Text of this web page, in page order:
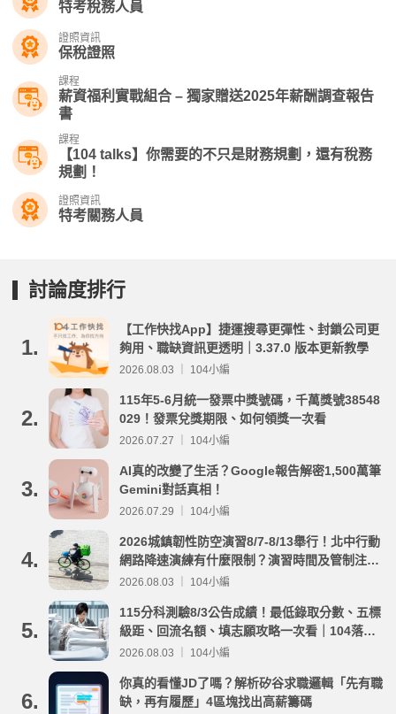
特考稅務人員
證照資訊
保稅證照
課程
薪資福利實戰組合 – 獨家贈送2025年薪酬調查報告
書
課程
【104 talks】你需要的不只是財務規劃，還有稅務
規劃！
證照資訊
特考關務人員
討論度排行
1.
【工作快找App】捷運搜尋更彈性、封鎖公司更
夠用、職缺資訊更透明｜3.37.0 版本更新教學
2026.08.03 ｜ 104小編
2.
115年5-6月統一發票中獎號碼，千萬獎號38548
029！發票兌獎期限、如何領獎一次看
2026.07.27 ｜ 104小編
3.
AI真的改變了生活？Google報告解密1,500萬筆
Gemini對話真相！
2026.07.29 ｜ 104小編
4.
2026城鎮韌性防空演習8/7-8/13舉行！北中行動
網路降速演練有什麼限制？演習時間及管制注意
事項整理
2026.08.03 ｜ 104小編
5.
115分科測驗8/3公告成績！最低錄取分數、五標
級距、回流名額、填志願攻略一次看｜104落點
分析
2026.08.03 ｜ 104小編
6.
你真的看懂JD了嗎？解析矽谷求職邏輯「先有職
缺，再有履歷」4區塊找出高薪籌碼